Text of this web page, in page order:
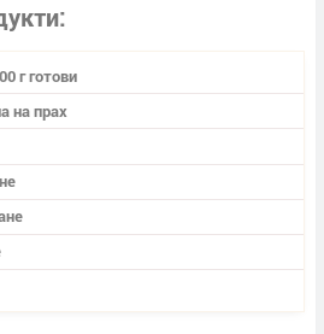
г готови
на прах